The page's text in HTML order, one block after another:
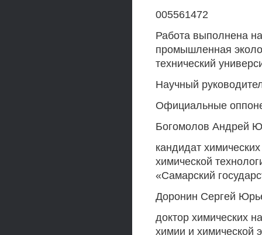
005561472
Работа выполнена
промышленная
технический
Научный
Официальные
Богомолов Андрей
кандидат
химической
«Самарский
Доронин Сергей
доктор химических
химии и химической